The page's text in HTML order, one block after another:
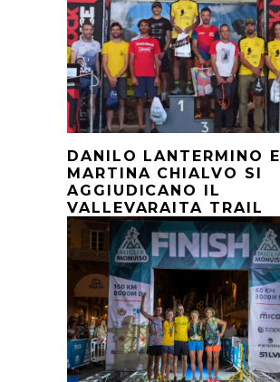
DANILO LANTERMINO E
MARTINA CHIALVO SI
AGGIUDICANO IL
VALLEVARAITA TRAIL